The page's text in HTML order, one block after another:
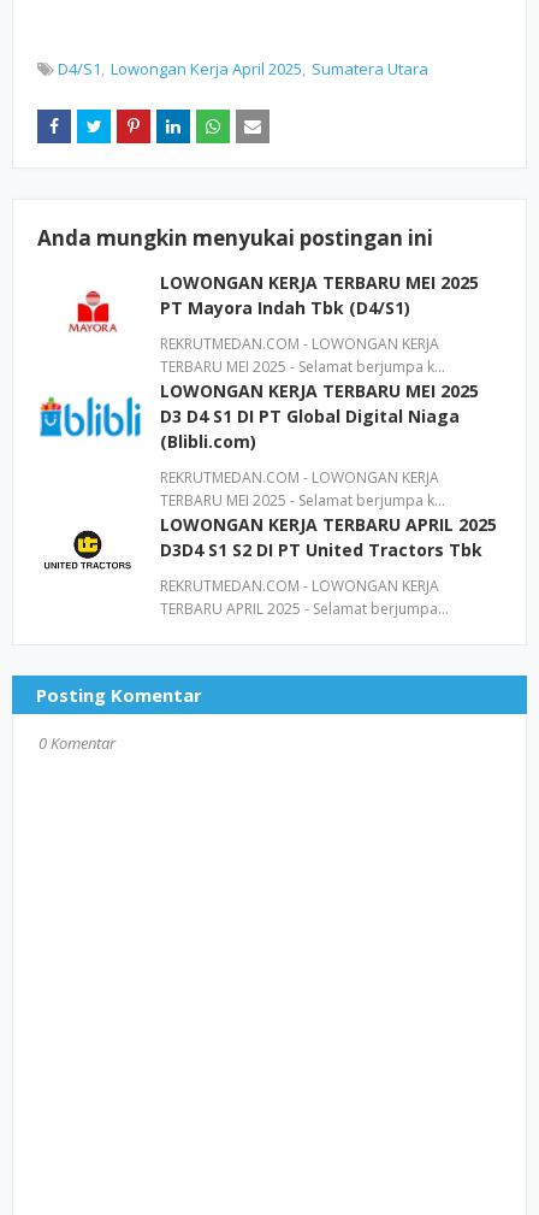
D4/S1 Lowongan Kerja April 2025 Sumatera Utara
Anda mungkin menyukai postingan ini
LOWONGAN KERJA TERBARU MEI 2025
PT Mayora Indah Tbk (D4/S1)
REKRUTMEDAN.COM - LOWONGAN KERJA
TERBARU MEI 2025 - Selamat berjumpa k…
LOWONGAN KERJA TERBARU MEI 2025
D3 D4 S1 DI PT Global Digital Niaga
(Blibli.com)
REKRUTMEDAN.COM - LOWONGAN KERJA
TERBARU MEI 2025 - Selamat berjumpa k…
LOWONGAN KERJA TERBARU APRIL 2025
D3D4 S1 S2 DI PT United Tractors Tbk
REKRUTMEDAN.COM - LOWONGAN KERJA
TERBARU APRIL 2025 - Selamat berjumpa…
Posting Komentar
0 Komentar